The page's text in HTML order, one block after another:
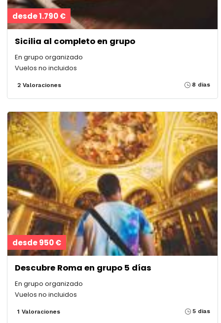
desde 1.790 €
Sicilia al completo en grupo
En grupo organizado
Vuelos no incluidos
2 Valoraciones 8 dias
desde 950 €
Descubre Roma en grupo 5 días
En grupo organizado
Vuelos no incluidos
1 Valoraciones 5 dias